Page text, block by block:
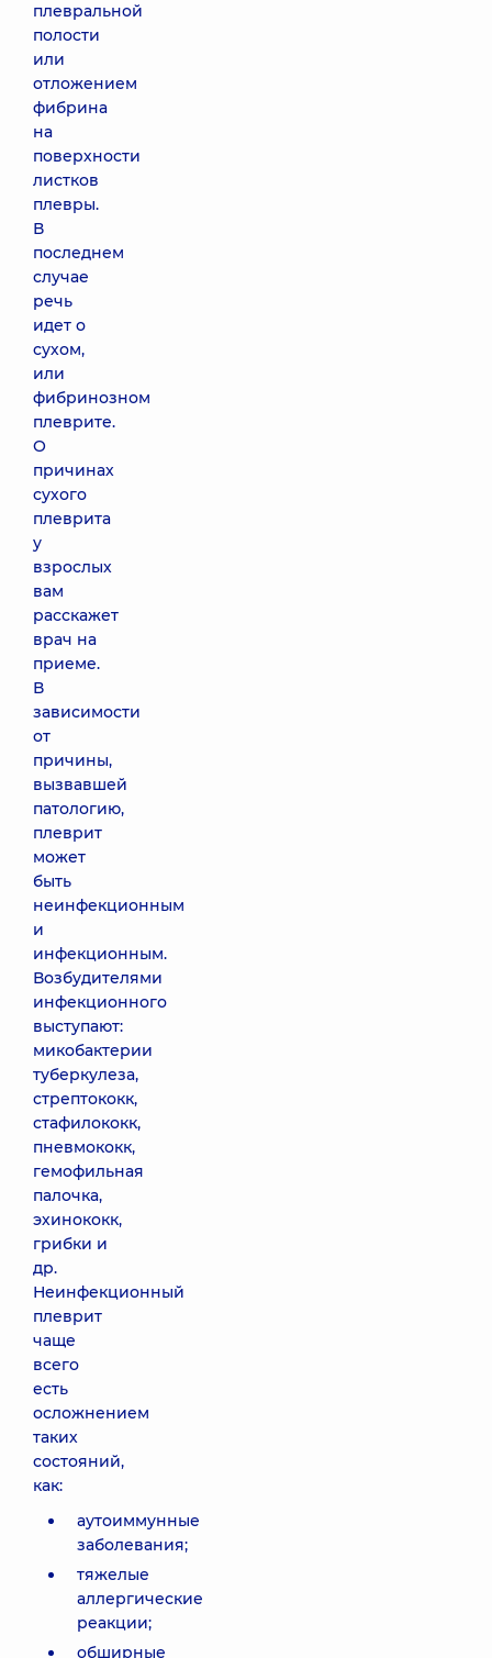
плевральной
полости
или
отложением
фибрина
на
поверхности
листков
плевры.
В
последнем
случае
речь
идет о
сухом,
или
фибринозном
плеврите.
О
причинах
сухого
плеврита
у
взрослых
вам
расскажет
врач на
приеме.
В
зависимости
от
причины,
вызвавшей
патологию,
плеврит
может
быть
неинфекционным
и
инфекционным.
Возбудителями
инфекционного
выступают:
микобактерии
туберкулеза,
стрептококк,
стафилококк,
пневмококк,
гемофильная
палочка,
эхинококк,
грибки и
др.
Неинфекционный
плеврит
чаще
всего
есть
осложнением
таких
состояний,
как:
аутоиммунные
заболевания;
тяжелые
аллергические
реакции;
обширные